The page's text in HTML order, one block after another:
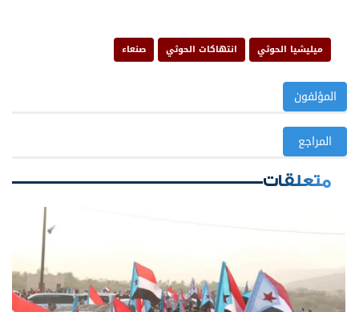
ميليشيا الحوثي انتهاكات الحوثي صنعاء
المؤلفون
المراجع
متعلقات